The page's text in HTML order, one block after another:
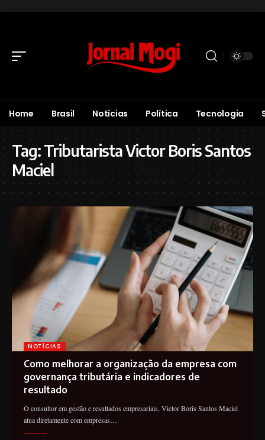
Home Brasil Notícias Política Tecnologia
Tag:Tributarista Victor Boris Santos
Maciel
NOTÍCIAS
Como melhorar a organização da empresa com
governança tributária e indicadores de
resultado
O consultor em gestão e resultados empresariais, Victor Boris Santos Maciel
atua diretamente com empresas…